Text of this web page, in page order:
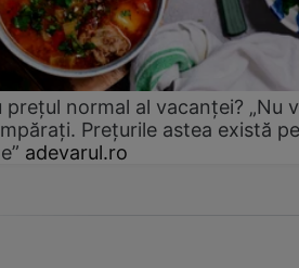
prețul normal al vacanței? „Nu
Prețurile astea există
adevarul.ro